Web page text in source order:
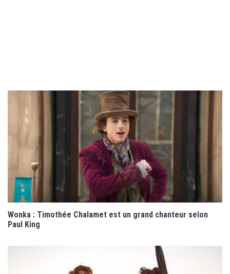
Wonka : Timothée Chalamet est un grand chanteur selon
Paul King